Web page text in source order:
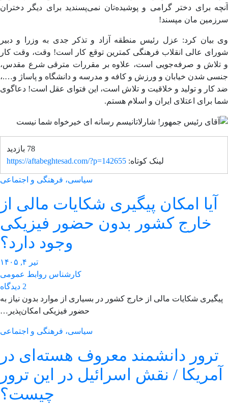
برای دختر گرامی و پوشیده‌تاننمی‌پسندید برای دیگر دختران
مانمپسند!
بیان کرد: عزل رئیس منطقه آزاد و تذکر جدی به وزرا و دبیر
عالی انقلاب فرهنگی کمترین توقع کار است! وقت، وقت کار
و صرفه‌جویی است، علاوه بر مقررات مترقی شرع مقدس،
شدن خیابان و ورزش و کافه و مدرسه و دانشگاه و پاساژ و….،
کار و تولید و خلاقیت و تلاش است، این فتوای عقل است! دعاگوی
برای اعتلای ایران و اسلام هستم.
78 بازدید
لینک کوتاه:https://aftabeghtesad.com/?p=142655
سیاسی، فرهنگی و اجتماعی
آیا امکان پیگیری شکایات مالی از
خارج کشور بدون حضور فیزیکی
وجود دارد؟
تیر ۴, ۱۴۰۵
کارشناس روابط عمومی
شکایات مالی از خارج کشور در بسیاری از موارد بدون نیاز به
حضور فیزیکی امکان‌پذیر…
سیاسی، فرهنگی و اجتماعی
ترور دانشمند معروف هسته‌ای در
/ نقش اسرائیل در این ترور
چیست؟